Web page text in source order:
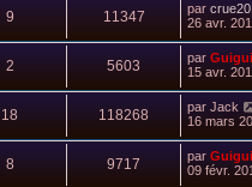
9 11347 par
26 avr.
2 5603 par Guigui
15 avr.
18 118268 par Jack
16 mars
8 9717 par Guigui
09 févr.